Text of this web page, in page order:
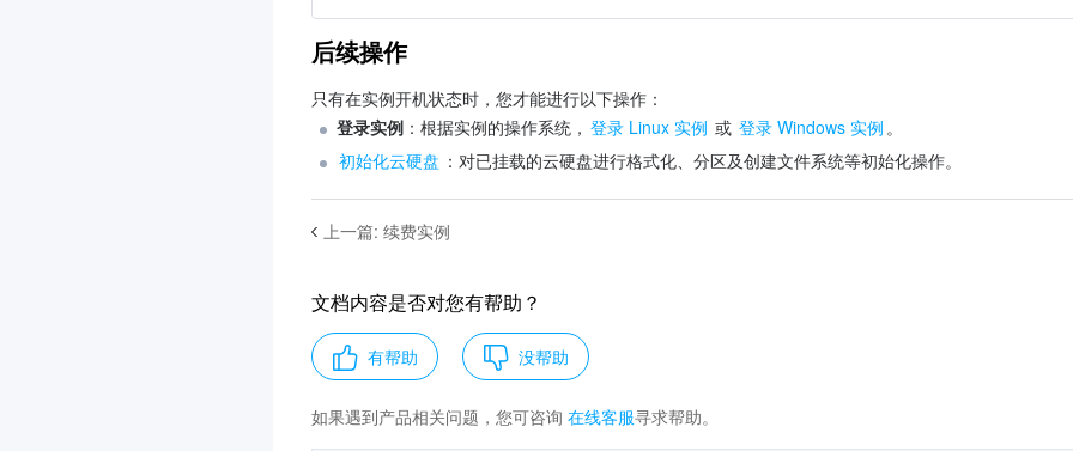
后续操作
只有在实例开机状态时，您才能进行以下操作：
登录实例 ：根据实例的操作系统， 登录 Linux 实例 或 登录 Windows 实例 。
初始化云硬盘 ：对已挂载的云硬盘进行格式化、分区及创建文件系统等初始化操作。
上一篇: 续费实例
文档内容是否对您有帮助？
有帮助 没帮助
如果遇到产品相关问题，您可咨询 在线客服寻求帮助。